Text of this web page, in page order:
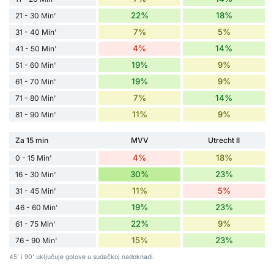
21 - 30 Min' 22% 18%
31 - 40 Min' 7% 5%
41 - 50 Min' 4% 14%
51 - 60 Min' 19% 9%
61 - 70 Min' 19% 9%
71 - 80 Min' 7% 14%
81 - 90 Min' 11% 9%
Za 15 min MVV
Utrecht II
0 - 15 Min'
4% 18%
16 - 30 Min' 30% 23%
31 - 45 Min' 11% 5%
46 - 60 Min' 19% 23%
61 - 75 Min' 22% 9%
76 - 90 Min' 15% 23%
45' i 90' uključuje golove u sudačkoj nadoknadi.